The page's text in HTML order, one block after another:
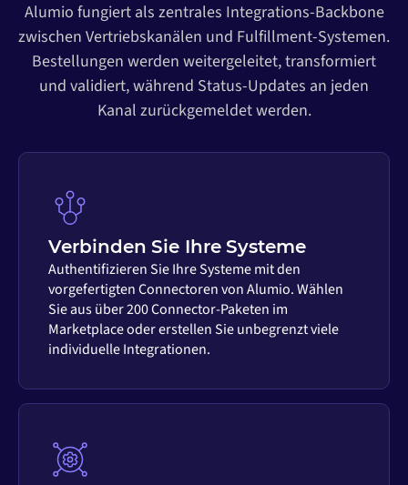
Alumio fungiert als zentrales Integrations-Backbone
zwischen Vertriebskanälen und Fulfillment-Systemen.
Bestellungen werden weitergeleitet, transformiert
und validiert, während Status-Updates an jeden
Kanal zurückgemeldet werden.
Verbinden Sie Ihre Systeme
Authentifizieren Sie Ihre Systeme mit den
vorgefertigten Connectoren von Alumio. Wählen
Sie aus über 200 Connector-Paketen im
Marketplace oder erstellen Sie unbegrenzt viele
individuelle Integrationen.